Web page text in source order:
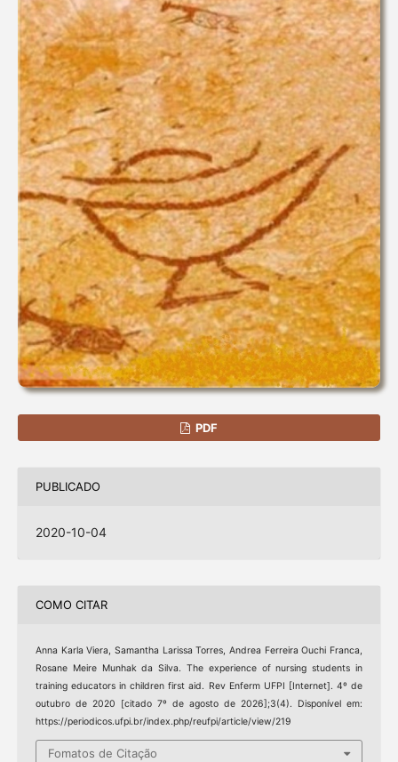
PDF
PUBLICADO
2020-10-04
COMO CITAR
Anna Karla Viera, Samantha Larissa Torres, Andrea Ferreira Ouchi Franca,
Rosane Meire Munhak da Silva. The experience of nursing students in
training educators in children first aid. Rev Enferm UFPI [Internet]. 4º de
outubro de 2020 [citado 7º de agosto de 2026];3(4). Disponível em:
https://periodicos.ufpi.br/index.php/reufpi/article/view/219
Fomatos de Citação